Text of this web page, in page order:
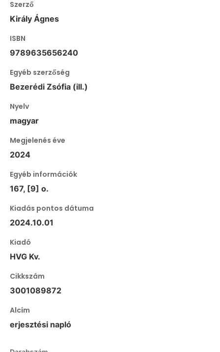
Szerző
Király Ágnes
ISBN
9789635656240
Egyéb szerzőség
Bezerédi Zsófia (ill.)
Nyelv
magyar
Megjelenés éve
2024
Egyéb információk
167, [9] o.
Kiadás pontos dátuma
2024.10.01
Kiadó
HVG Kv.
Cikkszám
3001089872
Alcím
erjesztési napló